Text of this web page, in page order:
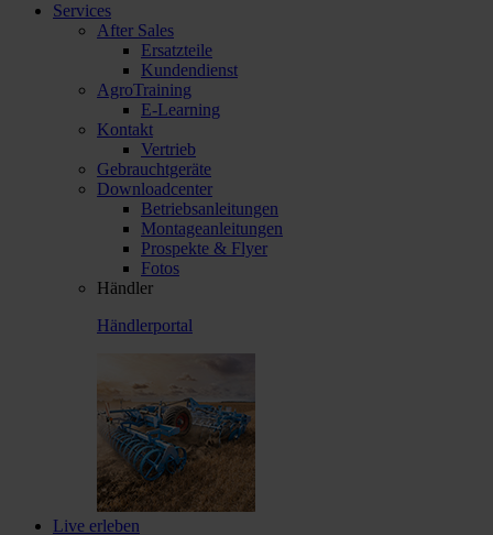
Services
After Sales
Ersatzteile
Kundendienst
AgroTraining
E-Learning
Kontakt
Vertrieb
Gebrauchtgeräte
Downloadcenter
Betriebsanleitungen
Montageanleitungen
Prospekte & Flyer
Fotos
Händler
Händlerportal
Live erleben